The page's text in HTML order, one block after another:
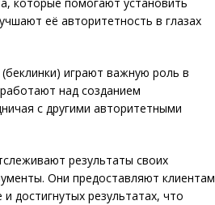
её авторитетность в глазах
играют важную роль в
над созданием
с другими авторитетными
результаты своих
Они предоставляют клиентам
достигнутых результатах, что